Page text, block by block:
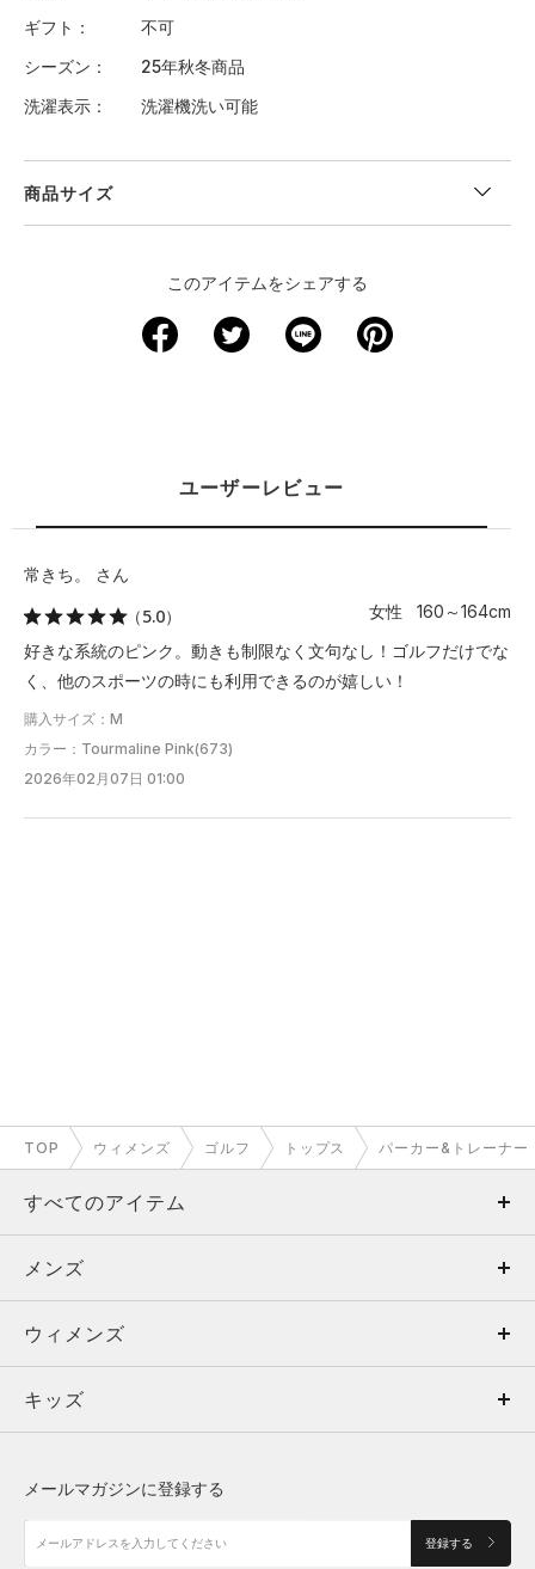
ギフト
不可
シーズン
25年秋冬商品
洗濯表示
洗濯機洗い可能
商品サイズ
54.5 48 50
※注意事項
商品は、独自の採寸方法により採寸されています。商品生地の特
性によって、1cm前後の誤差が生じる場合があります。
このアイテムをシェアする
ユーザーレビュー
常きち。 さん
（5.0）
女性 160～164cm
好きな系統のピンク。動きも制限なく文句なし！ゴルフだけでな
く、他のスポーツの時にも利用できるのが嬉しい！
購入サイズ：M
カラー：Tourmaline Pink(673)
2026年02月07日 01:00
TOP ウィメンズ ゴルフ トップス パーカー&トレーナー
すべてのアイテム
メンズ
ウィメンズ
キッズ
アクセサリー
メンズ
トップス
ボトムス
アクセサリー
ウィメンズ
トップス
シューズ
キッズ
メールマガジンに登録する
登録する